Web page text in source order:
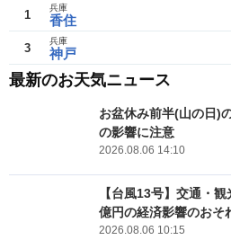
1 香住
兵庫
3 神戸
兵庫
最新のお天気ニュース
お盆休み前半(山の日)
の影響に注意
2026.08.06 14:10
【台風13号】交通・
億円の経済影響のおそ
2026.08.06 10:15